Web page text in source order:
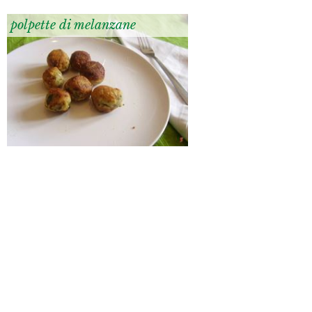
polpette di melanzane